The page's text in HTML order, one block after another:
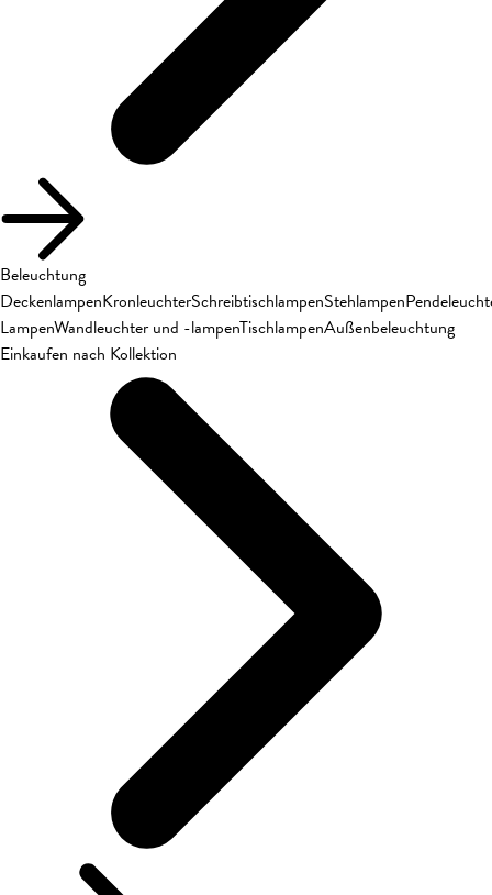
Beleuchtung
DeckenlampenKronleuchterSchreibtischlampenStehlampen
LampenWandleuchter und -lampenTischlampenAußenbeleuchtung
Einkaufen nach Kollektion